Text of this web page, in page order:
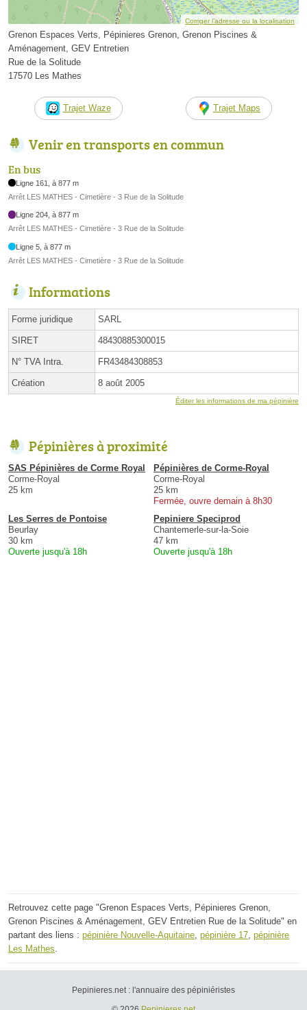
Corriger l’adresse ou la localisation
Grenon Espaces Verts, Pépinieres Grenon, Grenon Piscines &
Aménagement, GEV Entretien
Rue de la Solitude
17570 Les Mathes
Trajet Waze Trajet Maps
Venir en transports en commun
En bus
Ligne 161, à 877 m
Arrêt LES MATHES - Cimetière - 3 Rue de la Solitude
Ligne 204, à 877 m
Arrêt LES MATHES - Cimetière - 3 Rue de la Solitude
Ligne 5, à 877 m
Arrêt LES MATHES - Cimetière - 3 Rue de la Solitude
Informations
Forme juridique SARL
SIRET 48430885300015
N° TVA Intra. FR43484308853
Création 8 août 2005
Éditer les informations de ma pépinière
Pépinières à proximité
SAS Pépinières de Corme Royal
Corme-Royal
25 km
Pépinières de Corme-Royal
Corme-Royal
25 km
Fermée, ouvre demain à 8h30
Les Serres de Pontoise
Beurlay
30 km
Ouverte jusqu'à 18h
Pepiniere Speciprod
Chantemerle-sur-la-Soie
47 km
Ouverte jusqu'à 18h
Retrouvez cette page "Grenon Espaces Verts, Pépinieres Grenon,
Grenon Piscines & Aménagement, GEV Entretien Rue de la Solitude" en
partant des liens : pépinière Nouvelle-Aquitaine pépinière 17 pépinière
Les Mathes
Pepinieres.net : l'annuaire des pépiniéristes